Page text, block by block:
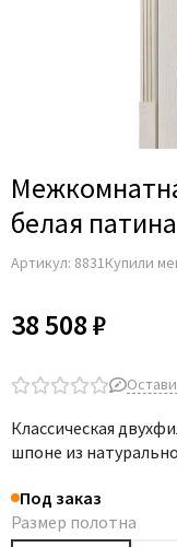
Aldeghi Luigi
Alvero
Archie
Armadillo
Belwooddoors
Bravo
Bussare
Comit
Covali
белая
Артикул: 8831Купили
38 508 ₽
Классическая
шпоне из
Под заказ
Размер полотна